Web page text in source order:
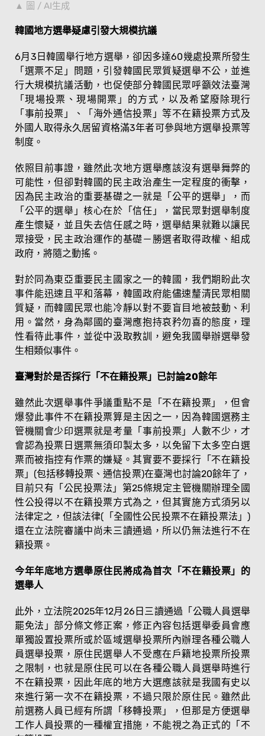
圖 / AI生成
韓國地方選舉疑慮引發大規模抗議
6月3日韓國舉行地方選舉，卻因多達60幾處投票所發生
「選票不足」問題，引發韓國民眾質疑選舉不公，並進
行大規模抗議活動，也促使部分韓國民眾呼籲效法臺灣
「現場投票、現場開票」的方式，以及希望廢除現行
「事前投票」、「海外通信投票」等不在籍投票方式及
外國人取得永久居留資格滿3年者可參與地方選舉投票等
制度。
依照目前事證，雖然此次地方選舉應該沒有選舉舞弊的
可能性，但卻對韓國的民主政治產生一定程度的衝擊，
因為民主政治的重要基礎之一就是「公平的選舉」，而
「公平的選舉」核心在於「信任」，當民眾對選舉制度
產生懷疑，並且失去信任感之時，選舉結果就難以讓民
眾接受，民主政治運作的基礎－勝選者取得政權、組成
政府，將隨之動搖。
對於同為東亞重要民主國家之一的韓國，我們期盼此次
事件能迅速且平和落幕，韓國政府能儘速釐清民眾相關
質疑，而韓國民眾也能冷靜以對不要盲目地被鼓動、利
用。當然，身為鄰國的臺灣應抱持哀矜勿喜的態度，理
性看待此事件，並從中汲取教訓，避免我國舉辦選舉發
生相類似事件。
臺灣對於是否採行「不在籍投票」已討論20餘年
雖然此次選舉事件爭議重點不是「不在籍投票」，但會
爆發此事件不在籍投票算是主因之一，因為韓國選務主
管機關會少印選票就是考量「事前投票」人數不少，才
會認為投票日選票無須印製太多，以免留下太多空白選
票而被指控有作票的嫌疑。其實要不要採行「不在籍投
票」(包括移轉投票、通信投票)在臺灣也討論20餘年了，
目前只有「公民投票法」第25條規定主管機關辦理全國
性公投得以不在籍投票方式為之，但其實施方式須另以
法律定之，但該法律(「全國性公民投票不在籍投票法」)
還在立法院審議中尚未三讀通過，所以仍無法進行不在
籍投票。
今年年底地方選舉原住民將成為首次「不在籍投票」的
選舉人
此外，立法院2025年12月26日三讀通過「公職人員選舉
罷免法」部分條文修正案，修正內容包括選舉委員會應
單獨設置投票所或於區域選舉投票所內辦理各種公職人
員選舉投票，原住民選舉人不受應在戶籍地投票所投票
之限制，也就是原住民可以在各種公職人員選舉時進行
不在籍投票，因此年底的地方大選應該就是我國有史以
來進行第一次不在籍投票，不過只限於原住民。雖然此
前選務人員已經有所謂「移轉投票」，但那是方便選舉
工作人員投票的一種權宜措施，不能視之為正式的「不